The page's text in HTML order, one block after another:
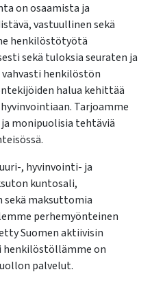
on osaamista ja
vastuullinen sekä
henkilöstötyötä
sekä tuloksia seuraten ja
henkilöstön
halua kehittää
Tarjoamme
monipuolisia tehtäviä
, hyvinvointi- ja
kuntosali,
sekä maksuttomia
perhemyönteinen
Suomen aktiivisin
henkilöstöllämme on
palvelut.